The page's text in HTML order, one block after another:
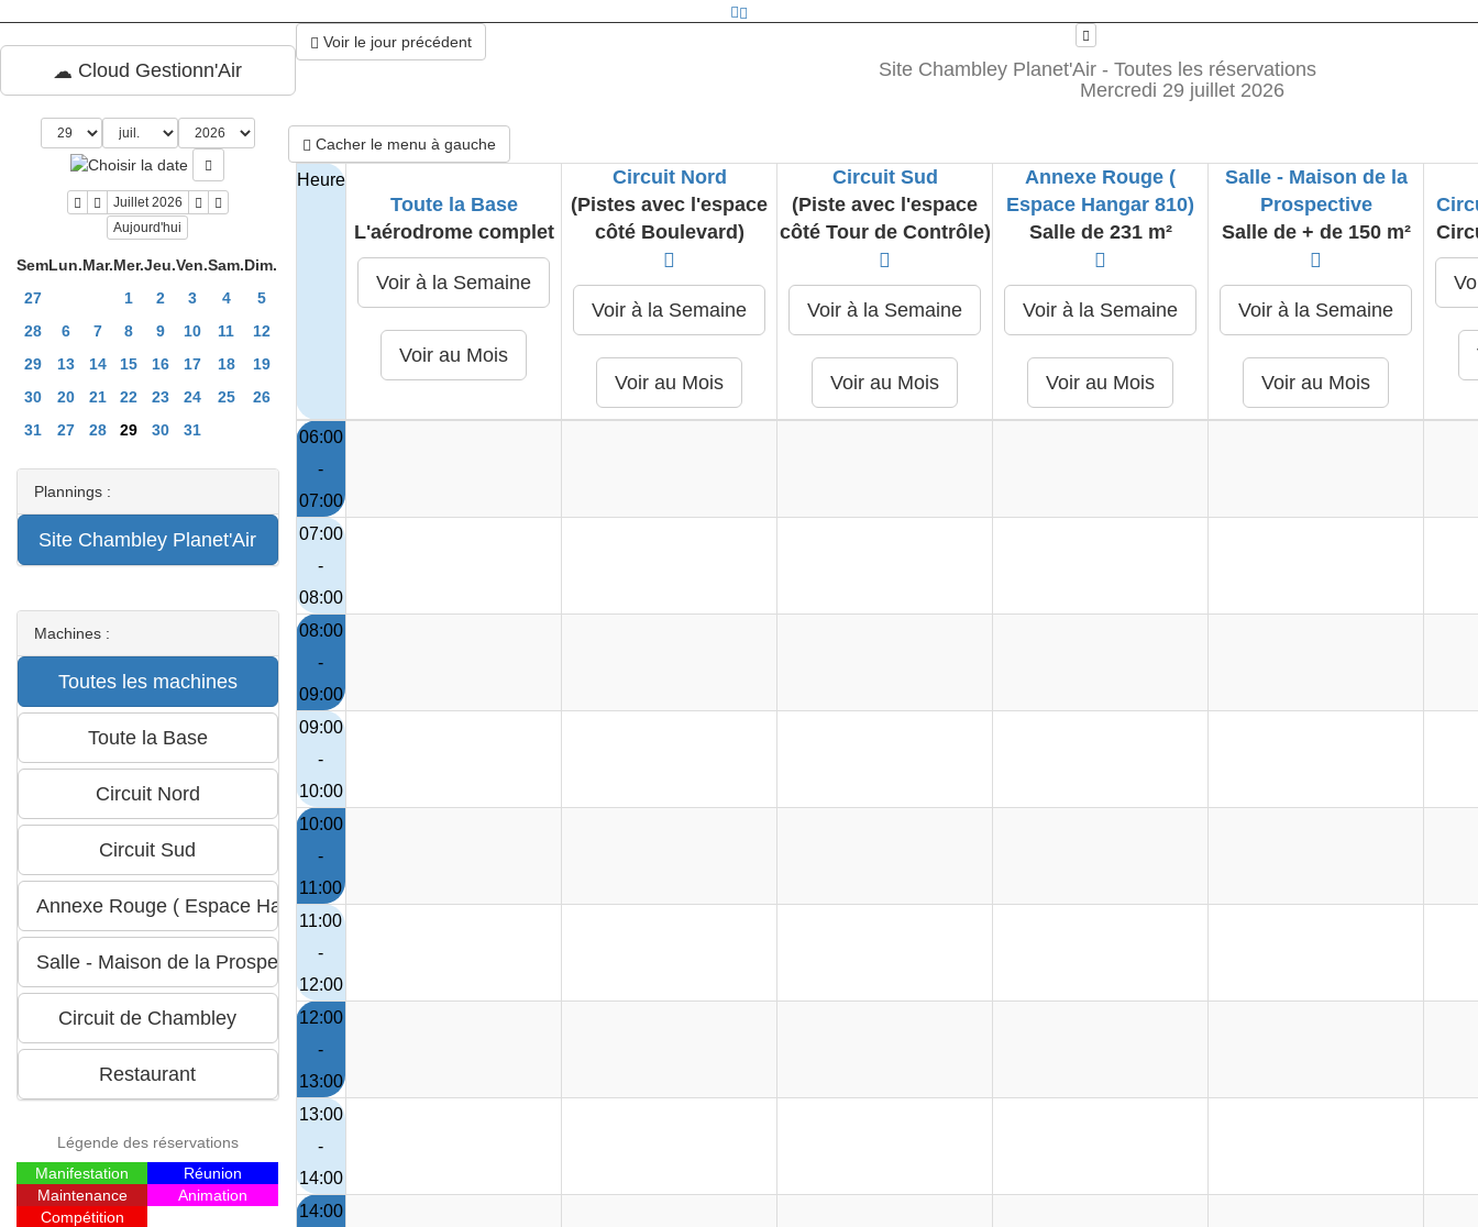
Cloud Gestionn'Air
Juillet 2026
Aujourd'hui
SemLun.Mar.Mer.Jeu.Ven.Sam.Dim.
27
1 2 3 4
5
28
6 7 8 9 10 11
12
29
13 14 15 16 17 18
19
30
20 21 22 23 24 25
26
31
27 28 29 30 31
Plannings :
Machines :
Légende des réservations
Manifestation
Réunion
Maintenance
Animation
Compétition
Heure
Toute la Base
L'aérodrome complet
Circuit Nord
(Pistes avec l'espace
côté Boulevard)
Circuit Sud
(Piste avec l'espace
côté Tour de Contrôle)
Annexe Rouge (
Espace Hangar 810)
Salle de 231 m²
Salle - Maison de la
Prospective
Salle de + de 150 m²
Voir le jour précédent
Cacher le menu à gauche
Site Chambley Planet'Air - Toutes les réservations
Mercredi 29 juillet 2026
06:00
-
07:00
07:00
-
08:00
08:00
-
09:00
09:00
-
10:00
10:00
-
11:00
11:00
-
12:00
12:00
-
13:00
13:00
-
14:00
14:00